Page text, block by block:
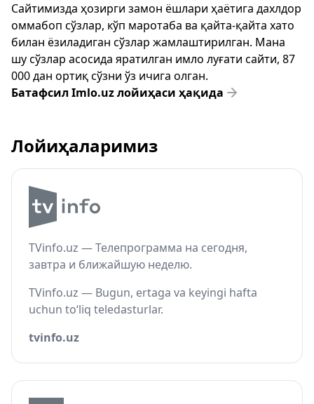
Сайтимизда ҳозирги замон ёшлари ҳаётига дахлдор
оммабоп сўзлар, кўп маротаба ва қайта-қайта хато
билан ёзиладиган сўзлар жамлаштирилган. Мана
шу сўзлар асосида яратилган имло луғати сайти, 87
000 дан ортиқ сўзни ўз ичига олган.
Батафсил Imlo.uz лойиҳаси ҳақида
Лойиҳаларимиз
TVinfo.uz — Телепрограмма на сегодня,
завтра и ближайшую неделю.
TVinfo.uz — Bugun, ertaga va keyingi hafta
uchun to‘liq teledasturlar.
tvinfo.uz